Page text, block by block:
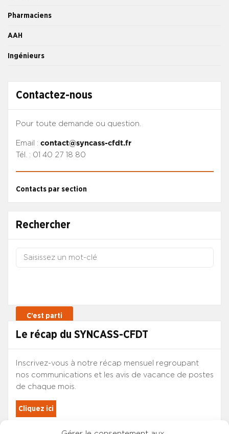
Pharmaciens
AAH
Ingénieurs
Contactez-nous
Pour toute demande ou question.
Email : contact@syncass-cfdt.fr
Tél. : 01 40 27 18 80
Contacts par section
Rechercher
Le récap du SYNCASS-CFDT
Inscrivez-vous à notre récap mensuel regroupant
nos communications et les avis de vacance de postes
de chaque mois.
Cliquez ici